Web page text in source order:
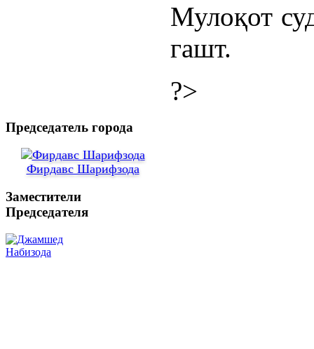
Мулоқот
гашт.
?>
Председатель города
Фирдавс Шарифзода
Заместители
Председателя